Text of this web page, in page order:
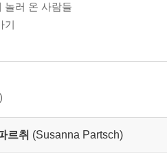
놀러 온 사람들
기
르취 (Susanna Partsch)